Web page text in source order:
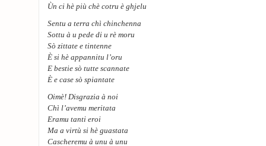
Ùn ci hè più chè cotru è ghjelu
Sentu a terra chì chinchenna
Sottu à u pede di u rè moru
Sò zittate e tintenne
È si hè appannitu l’oru
E bestie sò tutte scannate
È e case sò spiantate
Oimè! Disgrazia à noi
Chì l’avemu meritata
Eramu tanti eroi
Ma a virtù si hè guastata
Cascheremu à unu à unu